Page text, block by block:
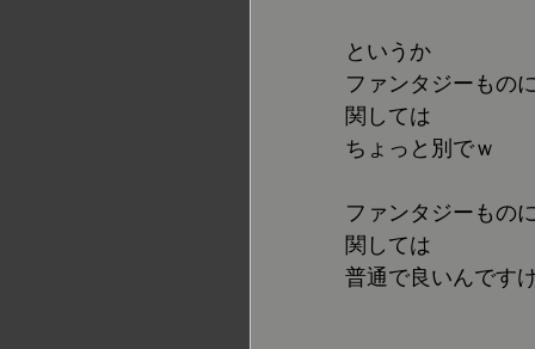
というか
ファンタジーものに
関しては
ちょっと別でｗ
ファンタジーものに
関しては
普通で良いんです